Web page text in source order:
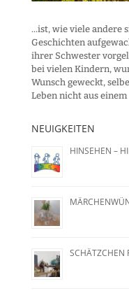
...ist, wie viele andere
Geschichten
ihrer Schwester
bei vielen Kindern,
Wunsch geweckt,
Leben nicht aus
NEUIGKEITEN
HINSEHEN –
SCHÄTZCHEN